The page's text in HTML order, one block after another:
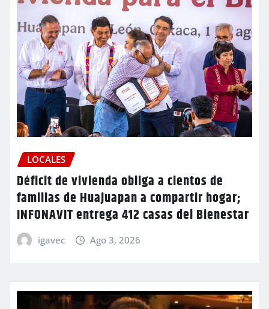
LOCALES
Déficit de vivienda obliga a cientos de
familias de Huajuapan a compartir hogar;
INFONAVIT entrega 412 casas del Bienestar
igavec Ago 3, 2026